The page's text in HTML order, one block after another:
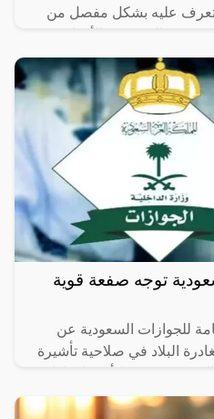
عليه بشكل مفصل من
توجه صفعة قوية
للجوازات السعودية عن
البلاد في صلاحية تأشيرة